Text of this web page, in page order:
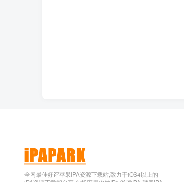
全网最佳好评苹果IPA资源下载站,致力于iOS4以上的